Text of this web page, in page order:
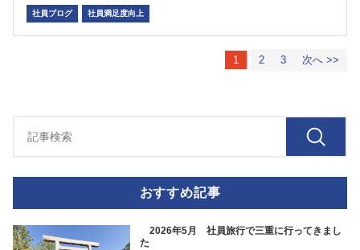
社員ブログ 社員満足度向上
1 2 3 次へ >>
おすすめ記事
2026年5月 社員旅行で三重に行ってきまし
た